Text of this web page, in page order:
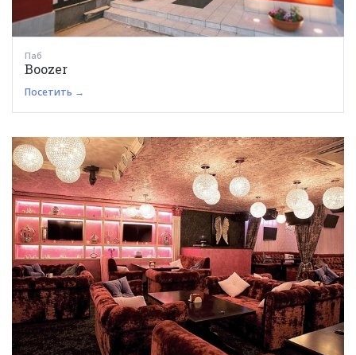
Паб
Boozer
Посетить →